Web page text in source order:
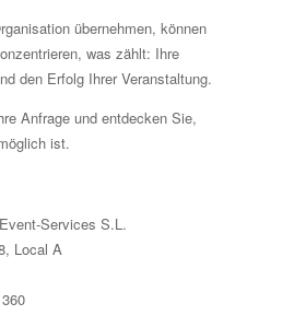
übernehmen, können
was zählt: Ihre
den Erfolg Ihrer Veranstaltung.
Anfrage und entdecken Sie,
ist.
Services S.L.
Local A